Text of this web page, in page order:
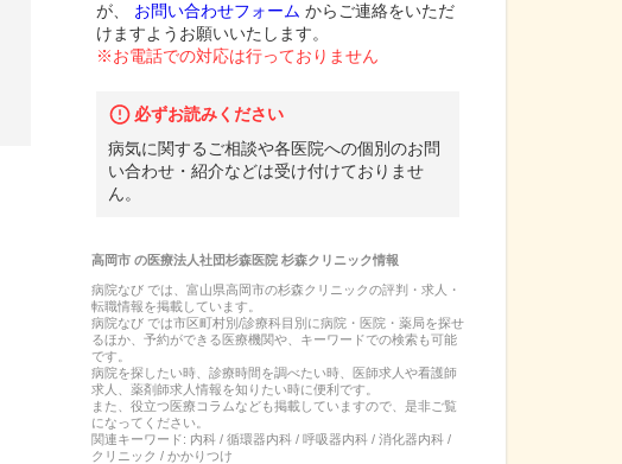
が、
お問い合わせフォーム からご連絡をいただ
けますようお願いいたします。
※お電話での対応は行っておりません
必ずお読みください
病気に関するご相談や各医院への個別のお問
い合わせ・紹介などは受け付けておりませ
ん。
高岡市の医療法人社団杉森医院 杉森クリニック情報
病院なび では、 富山県高岡市の杉森クリニックの評判・求人・
転職情報を掲載しています。
病院なび では市区町村別/診療科目別に病院・医院・薬局を探せ
るほか、予約ができる医療機関や、キーワードでの検索も可能
です。
病院を探したい時、診療時間を調べたい時、医師求人や看護師
求人、薬剤師求人情報を知りたい時に便利です。
また、役立つ医療コラムなども掲載していますので、是非ご覧
になってください。
関連キーワード: 内科 / 循環器内科 / 呼吸器内科 / 消化器内科 /
クリニック / かかりつけ